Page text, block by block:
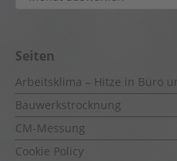
Seiten
Arbeitsklima – Hitze in Büro
Bauwerkstrocknung
CM-Messung
Cookie Policy